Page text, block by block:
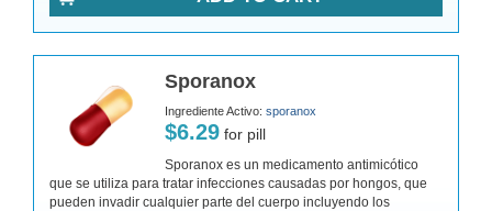
Sporanox
Ingrediente Activo: sporanox
$6.29 for pill
Sporanox es un medicamento antimicótico
que se utiliza para tratar infecciones causadas por hongos, que
pueden invadir cualquier parte del cuerpo incluyendo los